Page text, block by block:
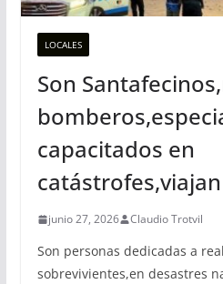
LOCALES
Son
capacitados en
junio 27, 2026 Claudio Trotvil
Son personas dedicadas a
sobrevivientes,en desastres